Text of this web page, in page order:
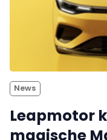
News
Leapmotor
magische